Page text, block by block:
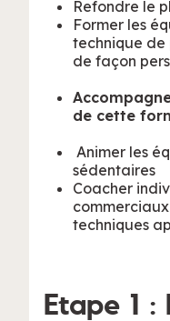
Refondre le
Former les
technique de
de façon
de cette
Animer les
sédentaires
Coacher
techniques
Etape 1 :